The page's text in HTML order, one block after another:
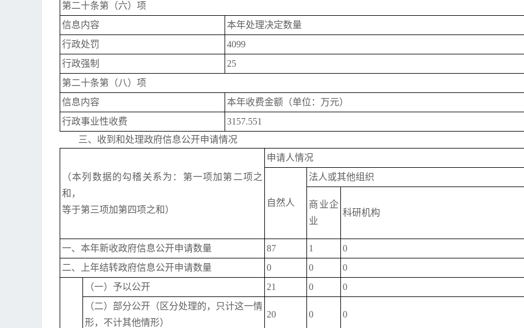
第二十条第（六）项
信息内容
本年处理决定数量
行政处罚
4099
行政强制
25
第二十条第（八）项
信息内容
本年收费金额（单位：万元）
行政事业性收费
3157.551
三、收到和处理政府信息公开申请情况
（本列数据的勾稽关系为：第一项加第二项之
和，
等于第三项加第四项之和）
申请人情况
自然人
法人或其他组织
商业企
业
科研机构
一、 本年新收政府信息公开申请数量 87 1
0
二、上年结转政府信息公开申请数量
0 0 0
（一）予以公开 21 0
0
（二）部分公开（ 区分处理的，只计这一情
形，不计其他情形）
20 0 0